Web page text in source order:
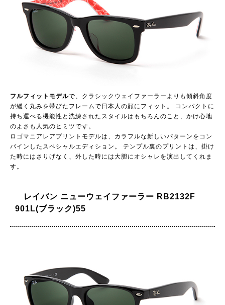
フルフィットモデルで、クラシックウェイファーラーよりも傾斜角度
が緩く丸みを帯びたフレームで日本人の顔にフィット。 コンパクトに
持ち運べる機能性と洗練されたスタイルはもちろんのこと、かけ心地
のよさも人気のヒミツです。
ロゴマニアレアプリントモデルは、カラフルな新しいパターンをコン
バインしたスペシャルエディション。 テンプル裏のプリントは、掛け
た時にはさりげなく、外した時には大胆にオシャレを演出してくれま
す。
レイバン ニューウェイファーラー RB2132F
901L(ブラック)55